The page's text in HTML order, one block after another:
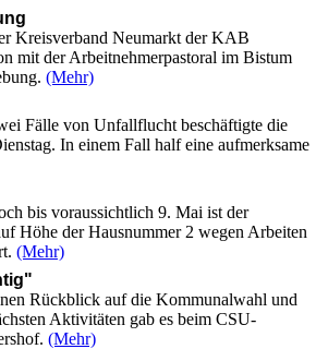
Kreisverband Neumarkt der KAB
mit der Arbeitnehmerpastoral im Bistum
(Mehr)
Fälle von Unfallflucht beschäftigte die
In einem Fall half eine aufmerksame
bis voraussichtlich 9. Mai ist der
Höhe der Hausnummer 2 wegen Arbeiten
(Mehr)
Rückblick auf die Kommunalwahl und
Aktivitäten gab es beim CSU-
(Mehr)